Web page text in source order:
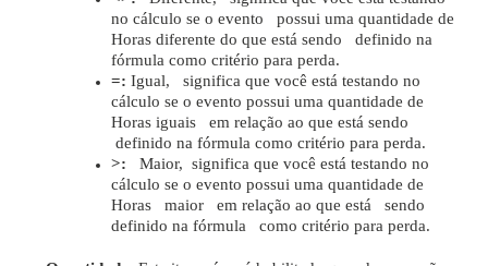
no cálculo se o evento possui uma quantidade de
Horas diferente do que está sendo definido na
fórmula como critério para perda.
=:Igual, significa que você está testando no
cálculo se o evento possui uma quantidade de
Horas iguais em relação ao que está sendo
definido na fórmula como critério para perda.
>: Maior, significa que você está testando no
cálculo se o evento possui uma quantidade de
Horas maior em relação ao que está sendo
definido na fórmula como critério para perda.